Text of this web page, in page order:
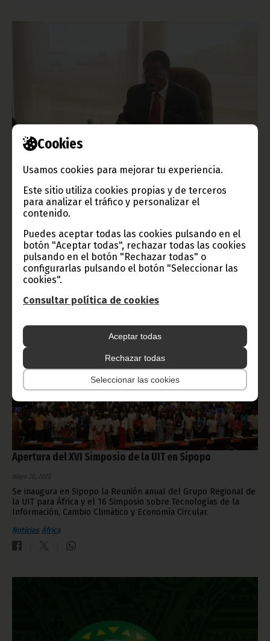
Cookies
Usamos cookies para mejorar tu experiencia.
Este sitio utiliza cookies propias y de terceros
para analizar el tráfico y personalizar el
contenido.
Puedes aceptar todas las cookies pulsando en el
botón "Aceptar todas", rechazar todas las cookies
pulsando en el botón "Rechazar todas" o
configurarlas pulsando el botón "Seleccionar las
cookies".
Consultar política de cookies
Aceptar todas
Rechazar todas
Seleccionar las cookies
Los miembros del consejo directivo del Consejo de la
República han vuelto a reunirse este martes con el objetivo de
validar el documento resumen del programa institucional de
al superior mandato de Su Excelencia, el Presidente de la
República. La reunión ha sido presidida por el presidente de la
institución, Francisco Pascual Eyegue Obama Asue.
Noticias Consejo de la república
Apertura del XVI Simposio de la UIT en Sipopo
mayo 20, 2026
Se inaugura en Sipopo la Reunión anual del Grupo Regional de
la UIT para África y el 16 Simposio sobre Tecnologías de la
Información, Cambio Climático y Economía Circular.
Noticias África